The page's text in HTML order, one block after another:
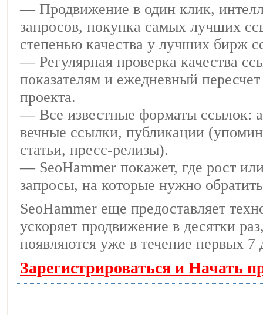
— Продвижение в один клик,
запросов, покупка самых лучших
степенью качества у лучших бирж
— Регулярная проверка качества
показателям и ежедневный пересчет
проекта.
— Все известные форматы ссылок:
вечные ссылки, публикации
статьи, пресс-релизы).
— SeoHammer покажет, где рост
запросы, на которые нужно
SeoHammer еще предоставляет
ускоряет продвижение в десятки
появляются уже в течение первых 7
Зарегистрироваться и Начать